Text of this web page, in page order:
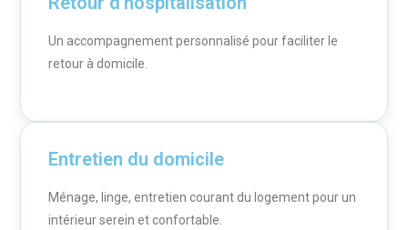
Un accompagnement personnalisé pour faciliter le
retour à domicile.
Entretien du domicile
Ménage, linge, entretien courant du logement pour un
intérieur serein et confortable.